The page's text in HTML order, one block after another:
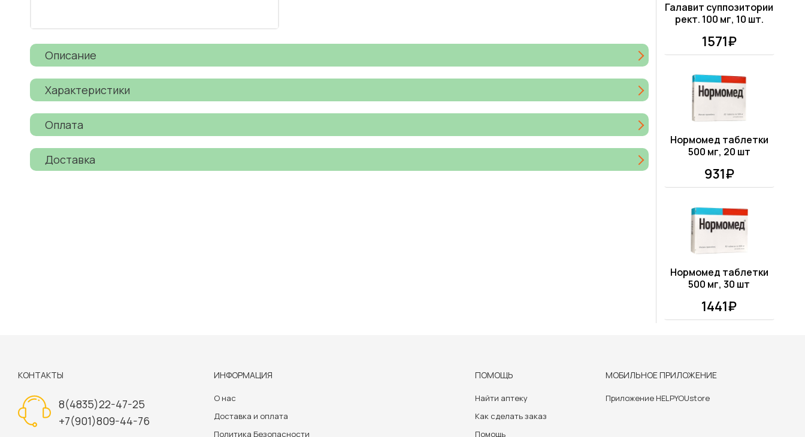
Описание
Характеристики
Оплата
Доставка
Галавит суппозитории
рект. 100 мг, 10 шт.
1571₽
Нормомед таблетки
500 мг, 20 шт
931₽
Нормомед таблетки
500 мг, 30 шт
1441₽
КОНТАКТЫ
8(4835)22-47-25
+7(901)809-44-76
ИНФОРМАЦИЯ
О нас
Доставка и оплата
Политика Безопасности
ПОМОЩЬ
Найти аптеку
Как сделать заказ
Помощь
МОБИЛЬНОЕ ПРИЛОЖЕНИЕ
Приложение HELPYOUstore